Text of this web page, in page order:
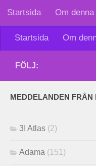
Skip to content
Startsida Om
Startsida Om
FÖLJ:
MEDDELANDEN FRÅN
3I Atlas (2)
Adama (151)